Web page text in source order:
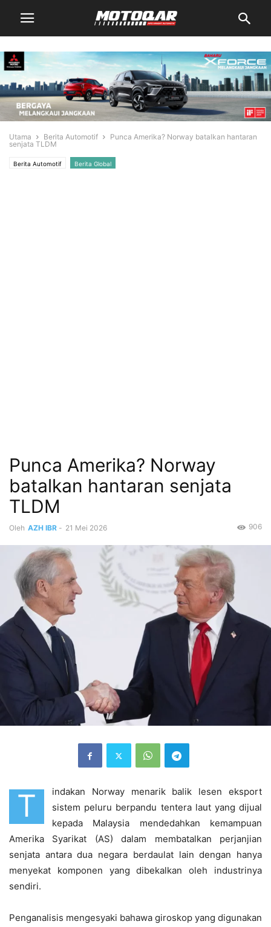
Utama Berita Automotif
Punca Amerika? Norway batalkan hantaran
senjata TLDM
Berita Automotif Berita Global
Punca Amerika? Norway
batalkan hantaran senjata
TLDM
Oleh AZH IBR - 21 Mei 2026 906
T
indakan Norway menarik balik lesen eksport
sistem peluru berpandu tentera laut yang dijual
kepada Malaysia mendedahkan kemampuan
Amerika Syarikat (AS) dalam membatalkan perjanjian
senjata antara dua negara berdaulat lain dengan hanya
menyekat komponen yang dibekalkan oleh industrinya
sendiri.
Penganalisis mengesyaki bahawa giroskop yang digunakan